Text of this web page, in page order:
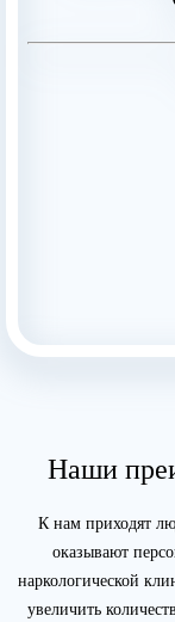
Кодирование от
Наши
К нам приходят
оказывают
наркологической
увеличить